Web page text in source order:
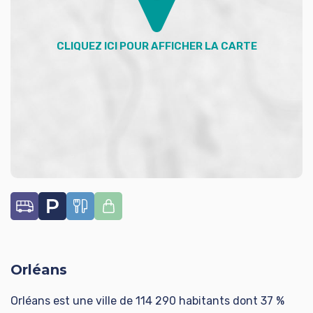
Contact : Virginie QUEINEC (RSAC n° 904 042 025) au
06 08 33 79 68 ou par mail :
virginie.queinec@advicim.com
Votre conseiller ADVICIM Réseau immobilier : Virginie
QUEINEC
RSAC 904 042 025
Orléans
Orléans est une ville de 114 290 habitants dont 37 %